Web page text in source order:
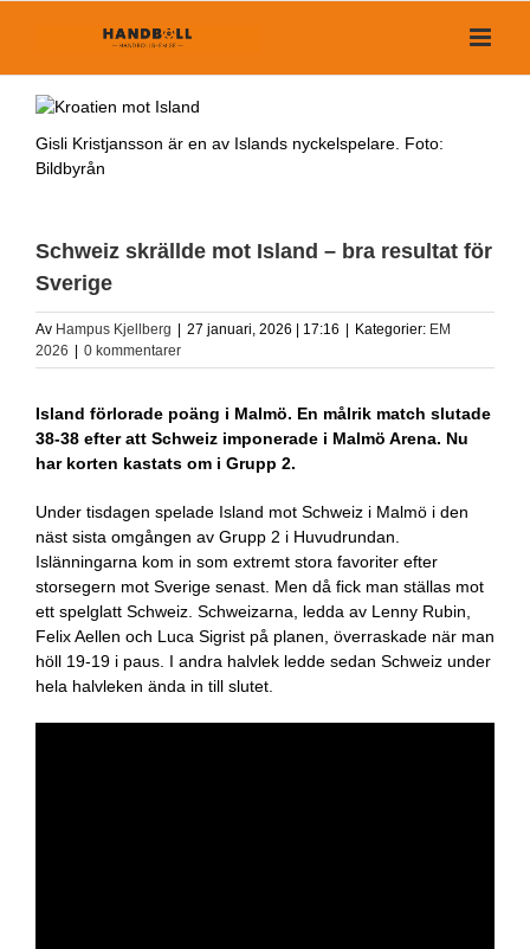
Gisli Kristjansson är en av Islands nyckelspelare. Foto:
Bildbyrån
Schweiz skrällde mot Island – bra resultat för
Sverige
Av Hampus Kjellberg | 27 januari, 2026 | 17:16 | Kategorier: EM
2026 | 0 kommentarer
Island förlorade poäng i Malmö. En målrik match slutade
38-38 efter att Schweiz imponerade i Malmö Arena. Nu
har korten kastats om i Grupp 2.
Under tisdagen spelade Island mot Schweiz i Malmö i den
näst sista omgången av Grupp 2 i Huvudrundan.
Islänningarna kom in som extremt stora favoriter efter
storsegern mot Sverige senast. Men då fick man ställas mot
ett spelglatt Schweiz. Schweizarna, ledda av Lenny Rubin,
Felix Aellen och Luca Sigrist på planen, överraskade när man
höll 19-19 i paus. I andra halvlek ledde sedan Schweiz under
hela halvleken ända in till slutet.